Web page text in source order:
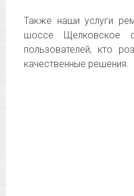
Также наши услуги
шоссе Щелковское
пользователей, кто
качественные решения.